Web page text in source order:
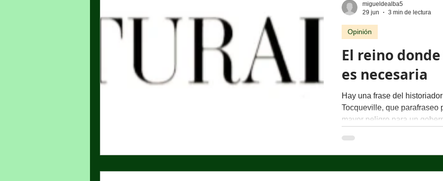
El reino
es necesaria
Hay una frase del
Tocqueville, que parafraseo
mayor peligro para un
Existe un reino muy
poderoso. Sus habitantes
Opinión
migueldealba5
29 jun
3 min de lectura